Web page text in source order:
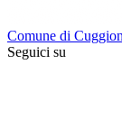
Comune di
Seguici su